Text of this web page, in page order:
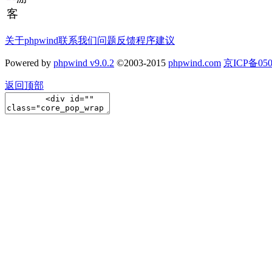
关于phpwind联系我们问题反馈程序建议
Powered by phpwind v9.0.2 ©2003-2015 phpwind.com 京ICP备
返回顶部